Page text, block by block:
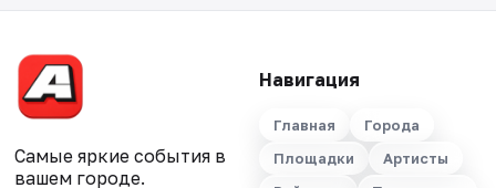
Самые яркие события в
вашем городе.
Навигация
Главная
Города
Площадки
Артисты